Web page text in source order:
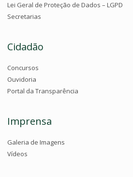
Lei Geral de Proteção de Dados – LGPD
Secretarias
Cidadão
Concursos
Ouvidoria
Portal da Transparência
Imprensa
Galeria de Imagens
Vídeos